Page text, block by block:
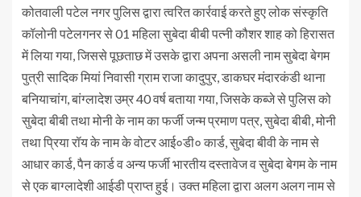
कोतवाली पटेल नगर पुलिस द्वारा त्वरित कार्रवाई करते हुए लोक संस्कृति
कॉलोनी पटेलगनर से 01 महिला सुबेदा बीबी पत्नी कौशर शाह को हिरासत
में लिया गया, जिससे पूछताछ में उसके द्वारा अपना असली नाम सुबेदा बेगम
पुत्री सादिक मियां निवासी ग्राम राजा कादुपुर, डाकघर मंदारकंडी थाना
बनियाचांग, बांग्लादेश उम्र 40 वर्ष बताया गया, जिसके कब्जे से पुलिस को
सुबेदा बीबी तथा मोनी के नाम का फर्जी जन्म प्रमाण पत्र, सुबेदा बीबी, मोनी
तथा प्रिया रॉय के नाम के वोटर आई०डी० कार्ड, सुबेदा बीवी के नाम से
आधार कार्ड, पैन कार्ड व अन्य फर्जी भारतीय दस्तावेज व सुबेदा बेगम के नाम
से एक बाग्लादेशी आईडी प्राप्त हुई। उक्त महिला द्वारा अलग अलग नाम से